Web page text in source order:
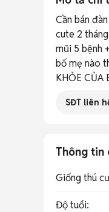
Cần bán
cute 2
mũi 5 bệnh
bố mẹ nào
KHỎE CỦA
SĐT liên
Thông tin
Giống thú
Độ tuổi: